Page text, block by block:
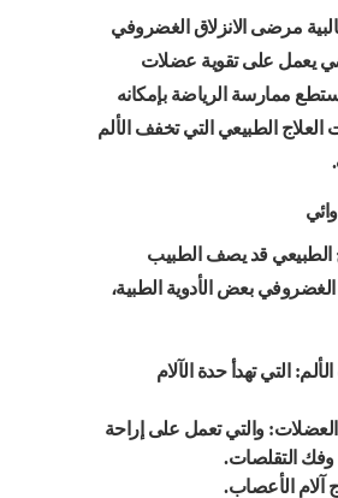
مرضى الانزلاق الغضروفي
يعمل على تقوية عضلات
ممارسة الرياضة بإمكانه
الطبيعي التي تخفف الألم
الطبيعي قد يصف الطبيب
بعض الأدوية الطبية،
التي تهدأ حدة الآلام
والتي تعمل على إراحة
وفك التقلصات.
آلام الأعصاب.